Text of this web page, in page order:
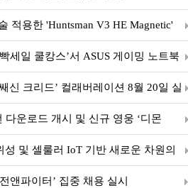
적용한 'Huntsman V3 HE Magnetic'
세일 쿨캉스’서 ASUS 게이밍 노트북
신 크리드’ 컬래버레이션 8월 20일 실
다운로드 개시 및 신규 영웅 ‘디몬
성 및 셀룰러 IoT 기반 새로운 차원의
앤파이터’ 집중 채용 실시